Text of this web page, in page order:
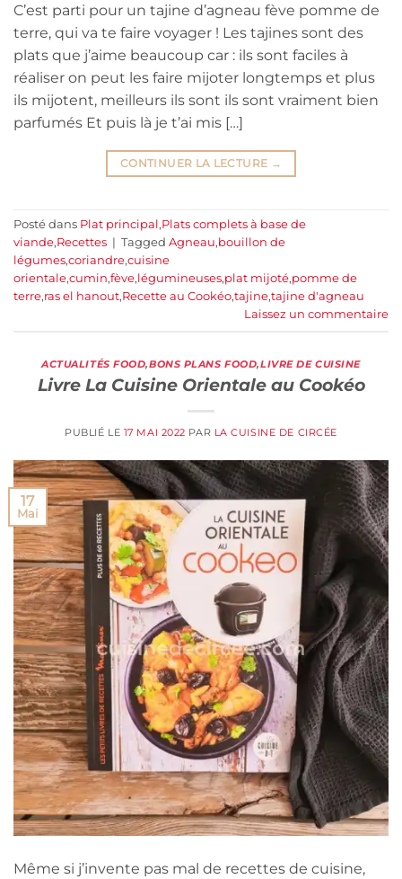
C’est parti pour un tajine d’agneau fève pomme de
terre, qui va te faire voyager ! Les tajines sont des
plats que j’aime beaucoup car : ils sont faciles à
réaliser on peut les faire mijoter longtemps et plus
ils mijotent, meilleurs ils sont ils sont vraiment bien
parfumés Et puis là je t’ai mis […]
CONTINUER LA LECTURE →
Posté dans Plat principal,Plats complets à base de
viande,Recettes | Tagged Agneau,bouillon de
légumes,coriandre,cuisine
orientale,cumin,fève,légumineuses,plat mijoté,pomme de
terre,ras el hanout,Recette au Cookéo,tajine,tajine d'agneau
Laissez un commentaire
ACTUALITÉS FOOD,BONS PLANS FOOD,LIVRE DE CUISINE
Livre La Cuisine Orientale au Cookéo
PUBLIÉ LE 17 MAI 2022 PAR LA CUISINE DE CIRCÉE
17
Mai
Même si j’invente pas mal de recettes de cuisine,